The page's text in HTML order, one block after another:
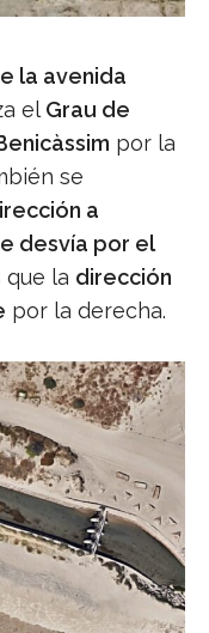
la avenida
elGrau de
por la
se
a
desvía por el
que la dirección
por la derecha.